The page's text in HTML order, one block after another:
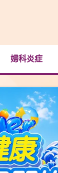
婦科炎症